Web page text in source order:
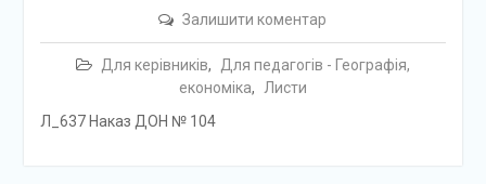
Залишити коментар
Для керівників,
Для педагогів - Географія,
економіка,
Листи
Л_637 Наказ ДОН № 104